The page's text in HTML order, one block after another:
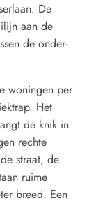
De
aan de
de onder-
woningen per
Het
de knik in
rechte
straat, de
ruime
breed. Een